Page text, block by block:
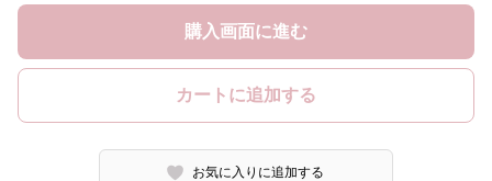
購入画面に進む
カートに追加する
お気に入りに追加する